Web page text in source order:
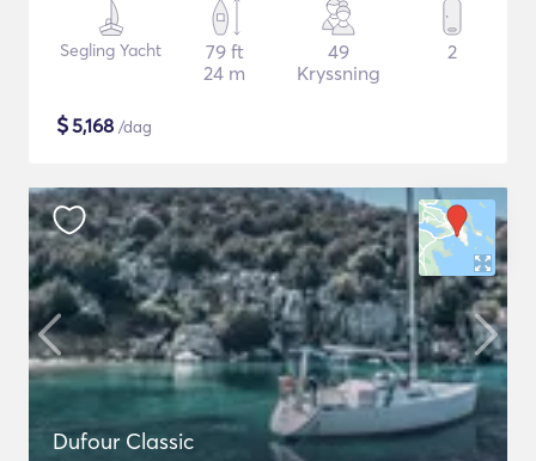
Segling Yacht
79 ft
24 m
49
Kryssning
2
$5,168 /dag
Dufour Classic